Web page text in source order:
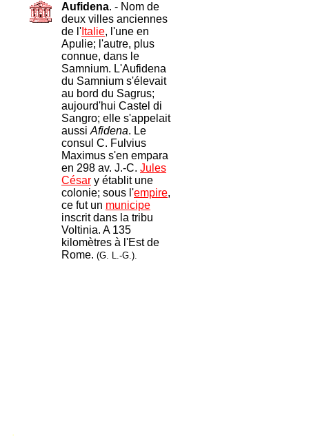
Aufidena. - Nom de
deux villes anciennes
de l' Italie, l'une en
Apulie; l'autre, plus
connue, dans le
Samnium. L'Aufidena
du Samnium s'élevait
au bord du Sagrus;
aujourd'hui Castel di
Sangro; elle s'appelait
aussi Afidena. Le
consul C. Fulvius
Maximus s'en empara
en 298 av. J.-C. Jules
César y établit une
colonie; sous l'empire,
ce fut un municipe
inscrit dans la tribu
Voltinia. A 135
kilomètres à l'Est de
Rome. (G. L.-G.).
.